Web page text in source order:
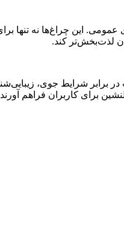
عمومی. این چراغ‌ها نه تنها
برابر شرایط جوی،
برای کاربران فراهم